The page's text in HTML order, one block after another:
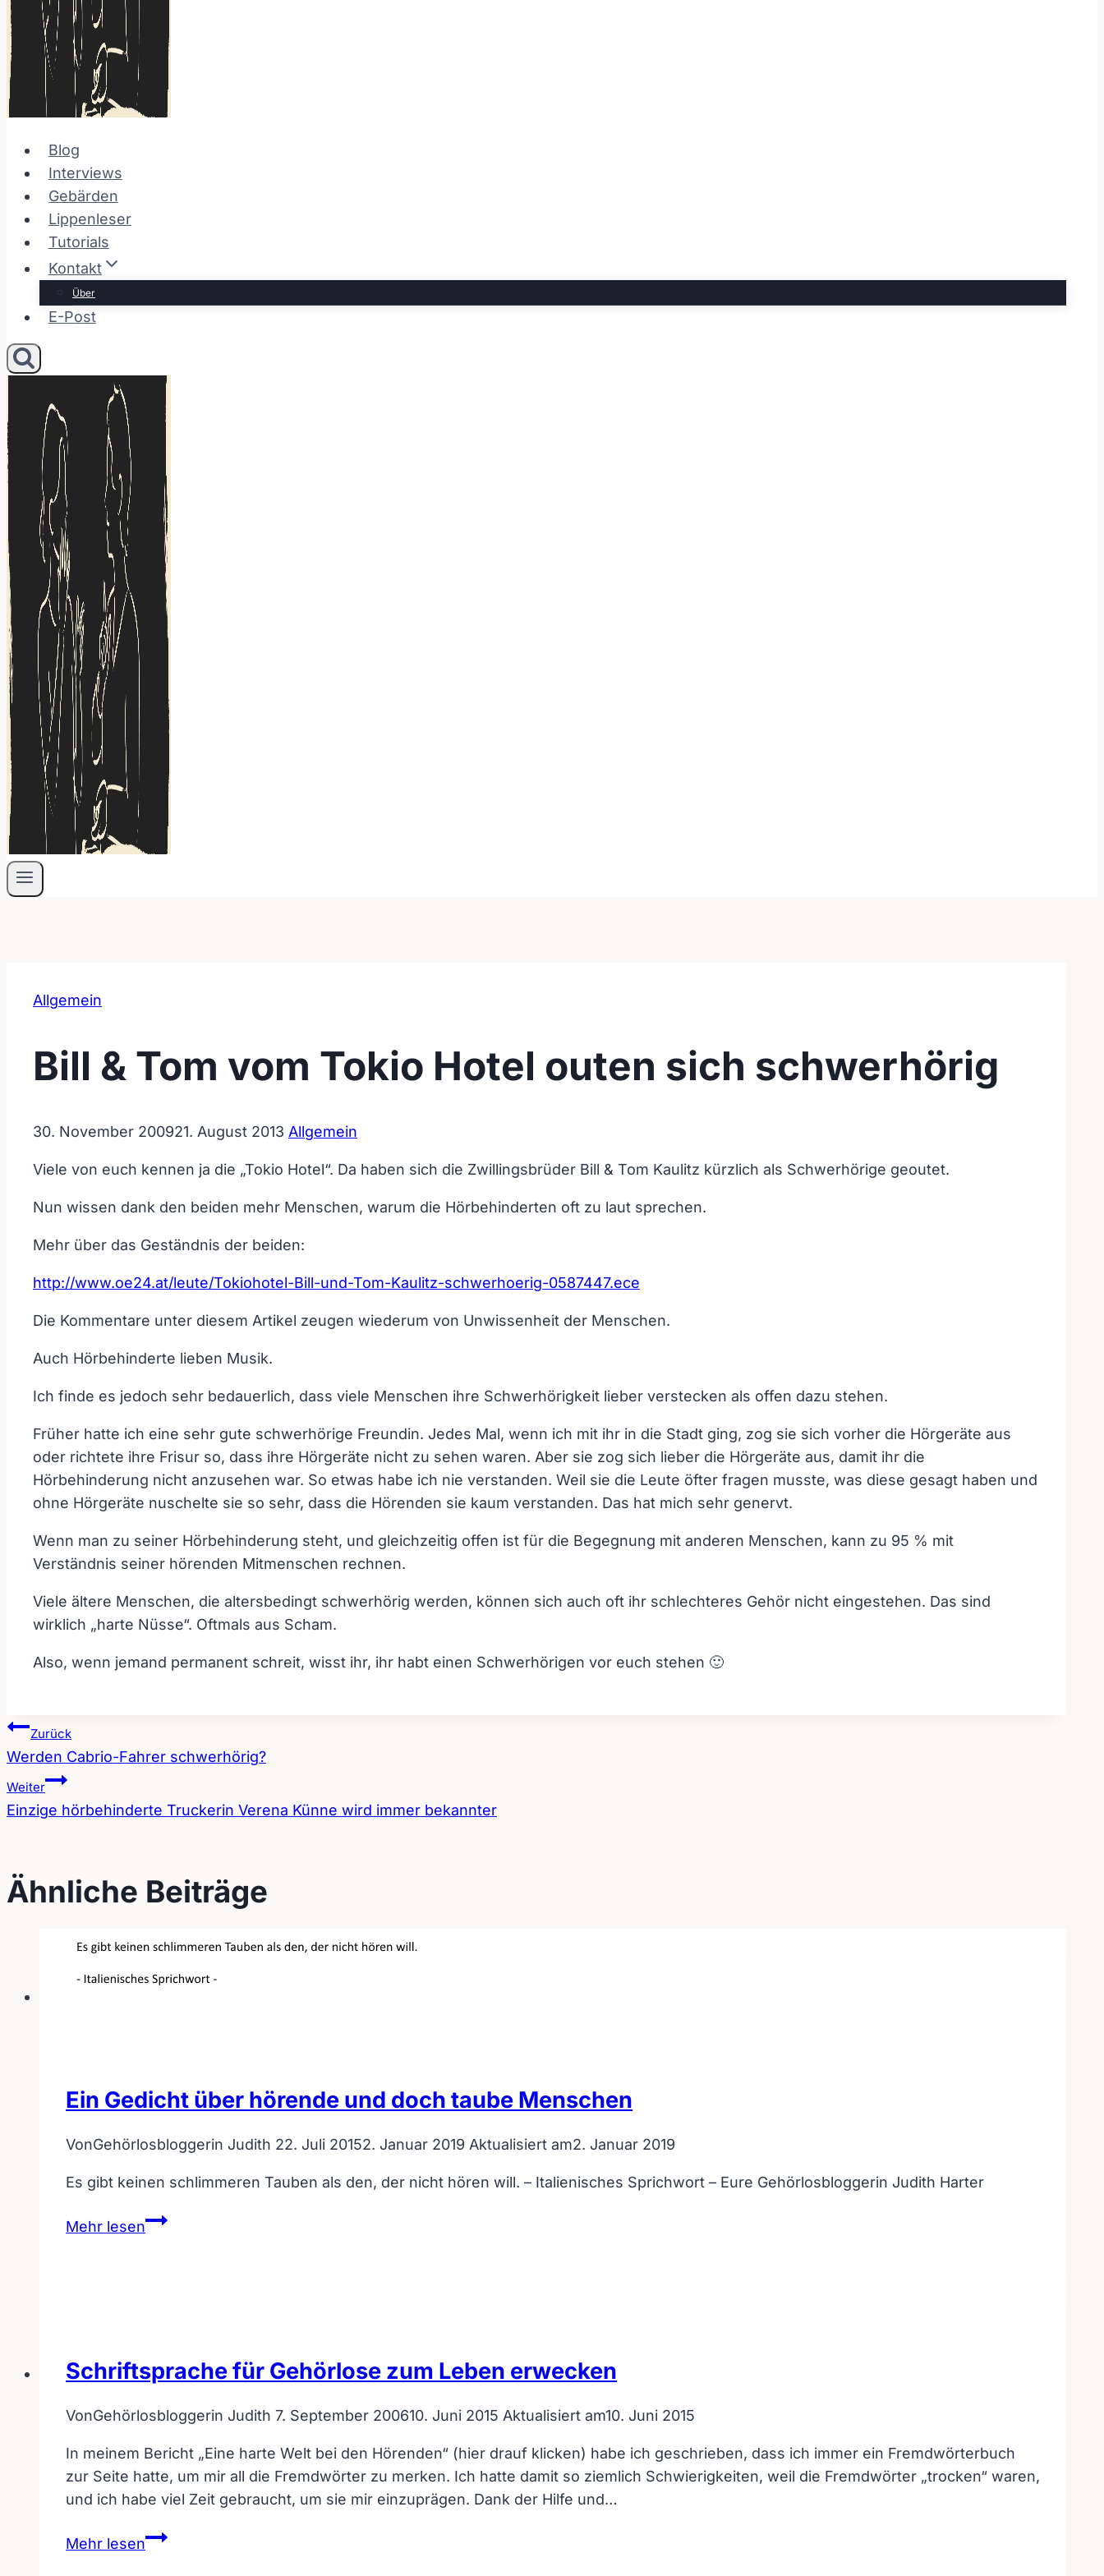
Blog
Interviews
Gebärden
Lippenleser
Tutorials
Kontakt
Über
E-Post
Allgemein
Bill & Tom vom Tokio Hotel outen sich schwerhörig
30. November 200921. August 2013 Allgemein
Viele von euch kennen ja die „Tokio Hotel“. Da haben sich die Zwillingsbrüder Bill & Tom Kaulitz kürzlich als Schwerhörige geoutet.
Nun wissen dank den beiden mehr Menschen, warum die Hörbehinderten oft zu laut sprechen.
Mehr über das Geständnis der beiden:
http://www.oe24.at/leute/Tokiohotel-Bill-und-Tom-Kaulitz-schwerhoerig-0587447.ece
Die Kommentare unter diesem Artikel zeugen wiederum von Unwissenheit der Menschen.
Auch Hörbehinderte lieben Musik.
Ich finde es jedoch sehr bedauerlich, dass viele Menschen ihre Schwerhörigkeit lieber verstecken als offen dazu stehen.
Früher hatte ich eine sehr gute schwerhörige Freundin. Jedes Mal, wenn ich mit ihr in die Stadt ging, zog sie sich vorher die Hörgeräte aus
oder richtete ihre Frisur so, dass ihre Hörgeräte nicht zu sehen waren. Aber sie zog sich lieber die Hörgeräte aus, damit ihr die
Hörbehinderung nicht anzusehen war. So etwas habe ich nie verstanden. Weil sie die Leute öfter fragen musste, was diese gesagt haben und
ohne Hörgeräte nuschelte sie so sehr, dass die Hörenden sie kaum verstanden. Das hat mich sehr genervt.
Wenn man zu seiner Hörbehinderung steht, und gleichzeitig offen ist für die Begegnung mit anderen Menschen, kann zu 95 % mit
Verständnis seiner hörenden Mitmenschen rechnen.
Viele ältere Menschen, die altersbedingt schwerhörig werden, können sich auch oft ihr schlechteres Gehör nicht eingestehen. Das sind
wirklich „harte Nüsse“. Oftmals aus Scham.
Also, wenn jemand permanent schreit, wisst ihr, ihr habt einen Schwerhörigen vor euch stehen 🙂
Beitragsnavigation
Zurück
Werden Cabrio-Fahrer schwerhörig?
Weiter
Einzige hörbehinderte Truckerin Verena Künne wird immer bekannter
Ähnliche Beiträge
Ein Gedicht über hörende und doch taube Menschen
VonGehörlosbloggerin Judith 22. Juli 20152. Januar 2019 Aktualisiert am2. Januar 2019
Es gibt keinen schlimmeren Tauben als den, der nicht hören will. – Italienisches Sprichwort – Eure Gehörlosbloggerin Judith Harter
Mehr lesenEin
Menschen
Schriftsprache für Gehörlose zum Leben erwecken
VonGehörlosbloggerin Judith 7. September 200610. Juni 2015 Aktualisiert am10. Juni 2015
In meinem Bericht „Eine harte Welt bei den Hörenden“ (hier drauf klicken) habe ich geschrieben, dass ich immer ein Fremdwörterbuch
zur Seite hatte, um mir all die Fremdwörter zu merken. Ich hatte damit so ziemlich Schwierigkeiten, weil die Fremdwörter „trocken“ waren,
und ich habe viel Zeit gebraucht, um sie mir einzuprägen. Dank der Hilfe und…
Mehr lesenSchriftsprache